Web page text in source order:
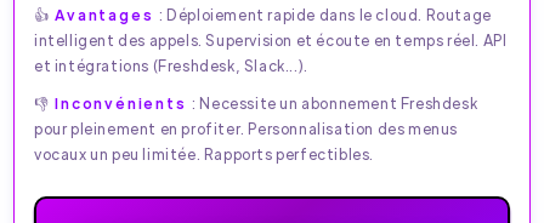
👍 Avantages : Déploiement rapide dans le cloud. Routage
intelligent des appels. Supervision et écoute en temps réel. API
et intégrations (Freshdesk, Slack...).
👎 Inconvénients : Necessite un abonnement Freshdesk
pour pleinement en profiter. Personnalisation des menus
vocaux un peu limitée. Rapports perfectibles.